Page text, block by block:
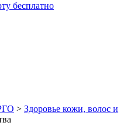
бесплатно
> Здоровье кожи, волос и